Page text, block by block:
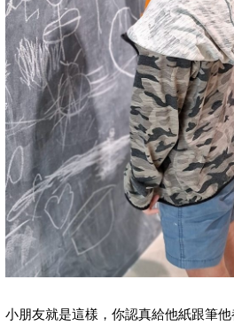
小朋友就是這樣，你認真給他紙跟筆